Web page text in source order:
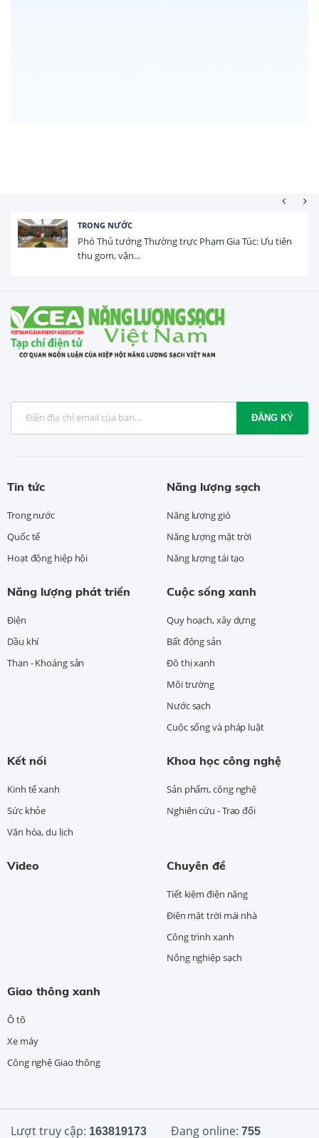
Thường trực Phạm Gia Túc: Ưu tiên
Tổng vốn FDI
ĐĂNG KÝ
Tin tức
Trong nước
Quốc tế
Hoạt động hiệp hội
Năng lượng sạch
Năng lượng gió
Năng lượng mặt trời
Năng lượng tái tạo
Năng lượng phát triển
Điện
Dầu khí
Than - Khoáng sản
Cuộc sống xanh
Quy hoạch, xây dựng
Bất động sản
Đô thị xanh
Môi trường
Nước sạch
Cuộc sống và pháp luật
Kết nối
Kinh tế xanh
Sức khỏe
Văn hóa, du lịch
Khoa học công nghệ
Sản phẩm, công nghệ
Nghiên cứu - Trao đổi
Video Chuyên đề
Tiết kiệm điện năng
Điện mặt trời mái nhà
Công trình xanh
Nông nghiệp sạch
Giao thông xanh
Ô tô
Xe máy
Công nghệ Giao thông
Lượt truy cập: 163819173 Đang online: 755